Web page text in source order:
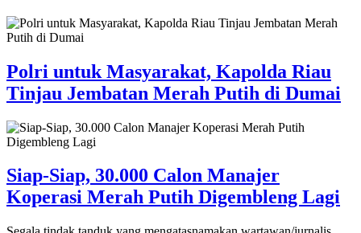
Polri untuk Masyarakat, Kapolda Riau
Tinjau Jembatan Merah Putih di Dumai
Siap-Siap, 30.000 Calon Manajer
Koperasi Merah Putih Digembleng Lagi